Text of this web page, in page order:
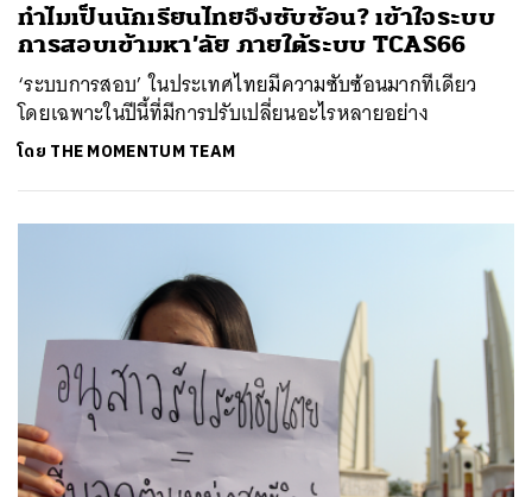
ทำไมเป็นนักเรียนไทยจึงซับซ้อน? เข้าใจระบบ
การสอบเข้ามหา’ลัย ภายใต้ระบบ TCAS66
‘ระบบการสอบ’ ในประเทศไทยมีความซับซ้อนมากทีเดียว
โดยเฉพาะในปีนี้ที่มีการปรับเปลี่ยนอะไรหลายอย่าง
โดย THE MOMENTUM TEAM